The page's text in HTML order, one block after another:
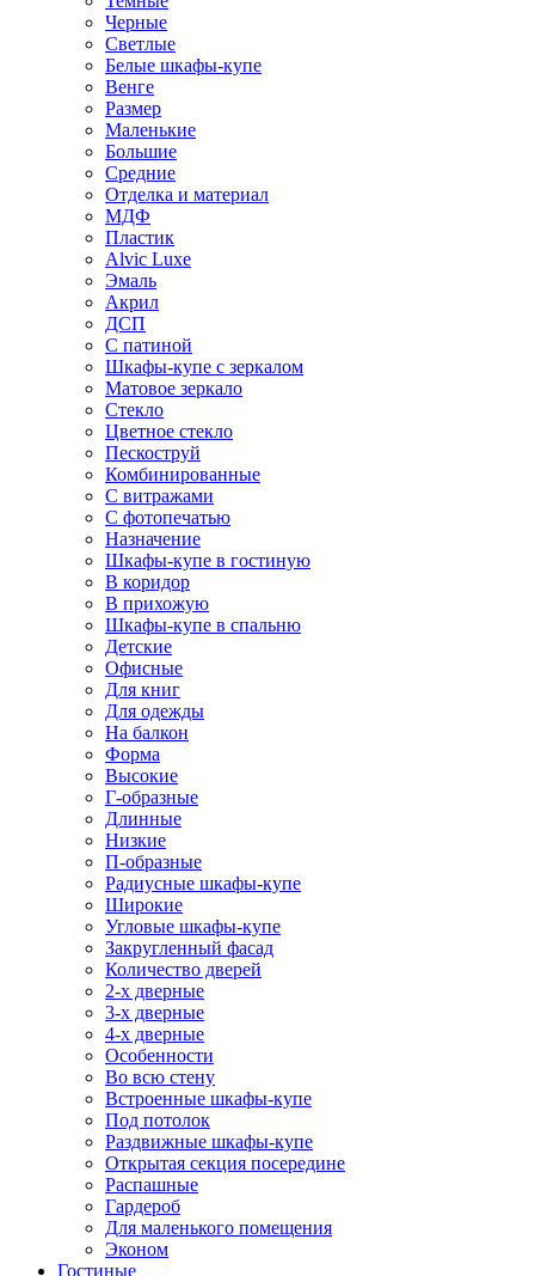
Черные
Светлые
Белые шкафы-купе
Венге
Размер
Маленькие
Большие
Средние
Отделка и материал
МДФ
Пластик
Alvic Luxe
Эмаль
Акрил
ДСП
С патиной
Шкафы-купе с зеркалом
Матовое зеркало
Стекло
Цветное стекло
Пескоструй
Комбинированные
С витражами
С фотопечатью
Назначение
Шкафы-купе в гостиную
В коридор
В прихожую
Шкафы-купе в спальню
Детские
Офисные
Для книг
Для одежды
На балкон
Форма
Высокие
Г-образные
Длинные
Низкие
П-образные
Радиусные шкафы-купе
Широкие
Угловые шкафы-купе
Закругленный фасад
Количество дверей
2-х дверные
3-х дверные
4-х дверные
Особенности
Во всю стену
Встроенные шкафы-купе
Под потолок
Раздвижные шкафы-купе
Открытая секция посередине
Распашные
Гардероб
Для маленького помещения
Эконом
Гостиные